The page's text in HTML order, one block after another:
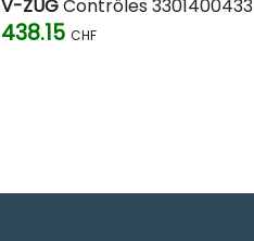
V-ZUGContrôles 3301400433
438.15 CHF